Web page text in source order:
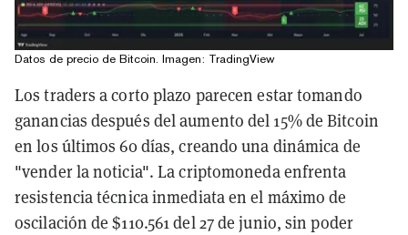
Datos de precio de Bitcoin. Imagen: TradingView
Los traders a corto plazo parecen estar tomando
ganancias después del aumento del 15% de Bitcoin
en los últimos 60 días, creando una dinámica de
"vender la noticia". La criptomoneda enfrenta
resistencia técnica inmediata en el máximo de
oscilación de $110.561 del 27 de junio, sin poder